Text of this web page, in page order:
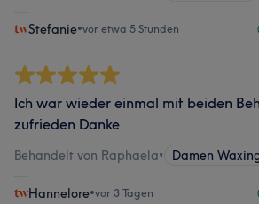
Stefanie•vor etwa 5 Stunden
Ich war wieder einmal mit beiden
zufrieden Danke
Behandelt von Raphaela• Damen
Hannelore•vor 3 Tagen